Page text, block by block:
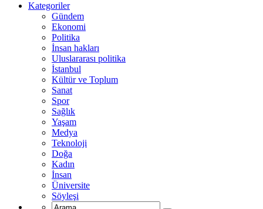
Kategoriler
Gündem
Ekonomi
Politika
İnsan hakları
Uluslararası politika
İstanbul
Kültür ve Toplum
Sanat
Spor
Sağlık
Yaşam
Medya
Teknoloji
Doğa
Kadın
İnsan
Üniversite
Söyleşi